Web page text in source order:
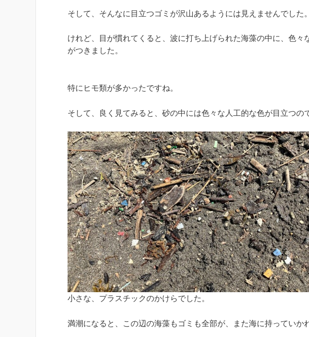
そして、そんなに目立つゴミが沢山あるようには見えませんでした。
けれど、目が慣れてくると、波に打ち上げられた海藻の中に、色々
がつきました。
特にヒモ類が多かったですね。
そして、良く見てみると、砂の中には色々な人工的な色が目立つの
小さな、プラスチックのかけらでした。
満潮になると、この辺の海藻もゴミも全部が、また海に持っていか